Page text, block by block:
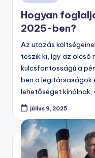
in
Hogyan
2025-ben?
Az utazás
teszik ki, így az olcsó
kulcsfontosságú a
ben a légitársaságok
lehetőséget kínálnak,
július 9, 2025